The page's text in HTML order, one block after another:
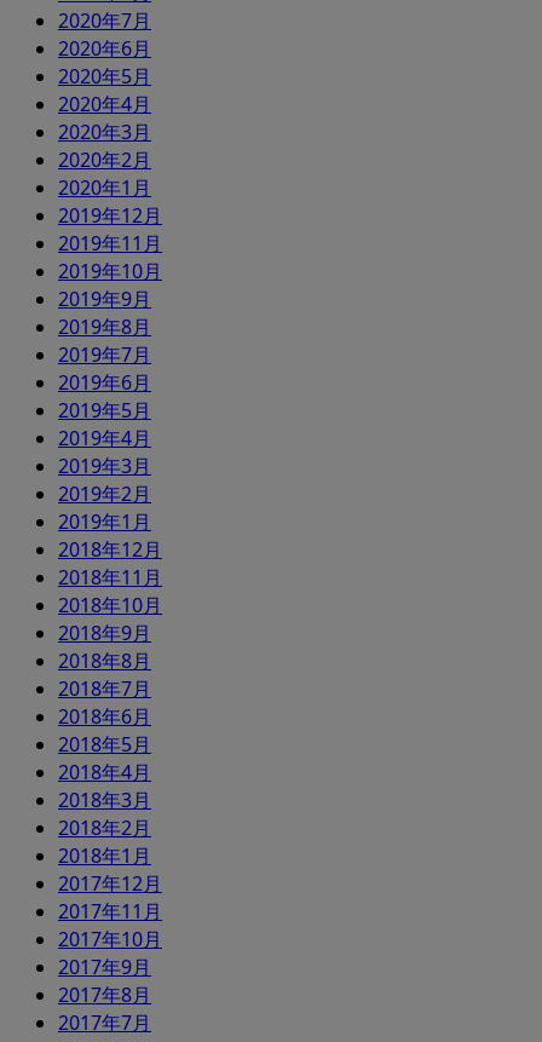
2020年7月
2020年6月
2020年5月
2020年4月
2020年3月
2020年2月
2020年1月
2019年12月
2019年11月
2019年10月
2019年9月
2019年8月
2019年7月
2019年6月
2019年5月
2019年4月
2019年3月
2019年2月
2019年1月
2018年12月
2018年11月
2018年10月
2018年9月
2018年8月
2018年7月
2018年6月
2018年5月
2018年4月
2018年3月
2018年2月
2018年1月
2017年12月
2017年11月
2017年10月
2017年9月
2017年8月
2017年7月